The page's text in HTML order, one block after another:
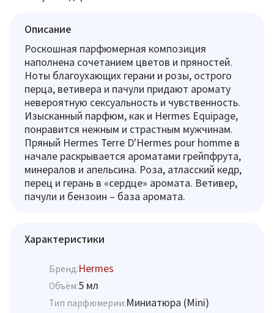
Описание
Роскошная парфюмерная композиция
наполнена сочетанием цветов и пряностей.
Ноты благоухающих герани и розы, острого
перца, ветивера и пачули придают аромату
невероятную сексуальность и чувственность.
Изысканный парфюм, как и Hermes Equipage,
понравится нежным и страстным мужчинам.
Пряный Hermes Terre D'Hermes pour homme в
начале раскрывается ароматами грейпфрута,
минералов и апельсина. Роза, атласский кедр,
перец и герань в «сердце» аромата. Ветивер,
пачули и бензоин – база аромата.
Характеристики
Бренд:Hermes
Объём:5 мл
Тип парфюмерии:Миниатюра (Mini)